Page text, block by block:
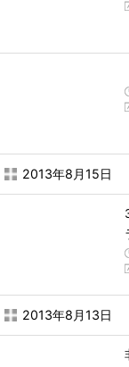
2013年8月15日
2013年8月13日